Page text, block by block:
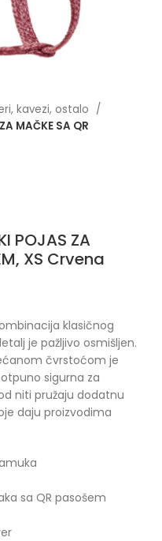
kavezi, ostalo
MAČKE SA QR
POJAS ZA
XS Crvena
klasičnog
je pažljivo osmišljen.
čvrstoćom je
sigurna za
niti pružaju dodatnu
daju proizvodima
sa QR pasošem